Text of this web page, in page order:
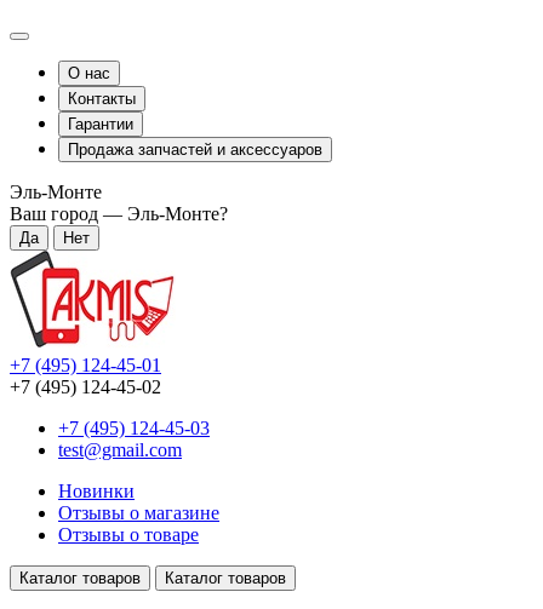
О нас
Контакты
Гарантии
Продажа запчастей и аксессуаров
Эль-Монте
Ваш город — Эль-Монте?
+7 (495) 124-45-01
+7 (495) 124-45-02
+7 (495) 124-45-03
test@gmail.com
Новинки
Отзывы о магазине
Отзывы о товаре
Каталог товаров Каталог товаров